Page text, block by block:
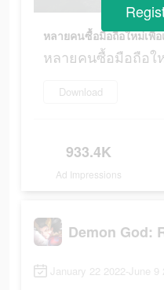
หลายคนซื้อมือถือใหม่เพื่อ
หลายคนซื้อมือถือใ
Download
933.4K
Ad Impressions
Demon God:
January 22 2022-June 9